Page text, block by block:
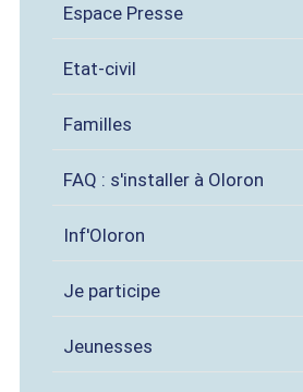
Espace Presse
Etat-civil
Familles
FAQ : s'installer à Oloron
Inf'Oloron
Je participe
Jeunesses